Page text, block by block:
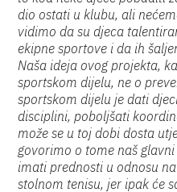
dio ostati u klubu, ali
vidimo da su djeca
ekipne sportove i da ih
Naša ideja ovog projekta,
sportskom dijelu, ne o
sportskom dijelu je dati
disciplini, poboljšati
može se u toj dobi dosta
govorimo o tome naš
imati prednosti u odnosu
stolnom tenisu, jer ipak će